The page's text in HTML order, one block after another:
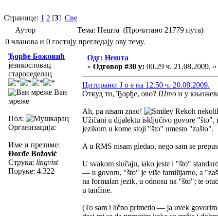
Странице: 1 2 [3] Све
Аутор
Тема: Нешта (Прочитано 21779 пута)
0 чланова и 0 гостију прегледају ову тему.
Ђорђе Божовић
језикословац
староседелац
Ван
мреже
Пол:
Организација:
Име и презиме:
Đorđe Božović
Струка: lingvist
Поруке: 4.322
Одг: Нешта
« Одговор #30 у: 00.29 ч. 21.08.2009. »
Цитирано: J o e на 12.50 ч. 20.08.2009.
Откуд ти, Ђорђе, ово? Што и у
Ah, pa nisam znao!
Rekoh
Užičani u dijalektu isključivo govore "što",
jezikom u kome stoji "što" umesto "zašto".
A u RMS nisam gledao, nego sam se
U svakom slučaju, iako jeste i "što"
— u govoru, "što" je više familijarno, a
na formalan jezik, u odnosu na "što"; te
u tančine.
(To sam i lično primetio — ja uvek govorim